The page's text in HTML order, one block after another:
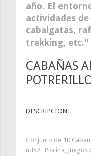
año. El
actividades
cabalgatas,
trekking, etc.
CABAÑAS
DESCRIPCION:
Conjunto de 10
mts2. Piscina,